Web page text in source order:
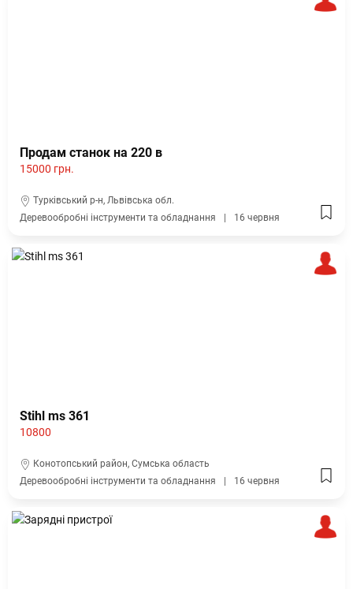
Продам станок на 220 в
15000 грн.
Турківський р-н, Львівська обл.
Деревообробні інструменти та обладнання
16 червня
Stihl ms 361
10800
Конотопський район, Сумська область
Деревообробні інструменти та обладнання
16 червня